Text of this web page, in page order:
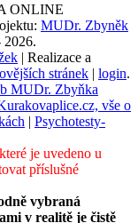
ONLINE
MUDr. Zbyněk
2026.
| Realizace a
stránek | login.
MUDr. Zbyňka
vše o
| Psychotesty-
je uvedeno u
příslušné
vybraná
v realitě je čistě